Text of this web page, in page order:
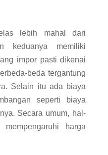
lebih mahal dari
keduanya memiliki
impor pasti dikenai
beda tergantung
Selain itu ada biaya
seperti biaya
Secara umum, hal-
harga